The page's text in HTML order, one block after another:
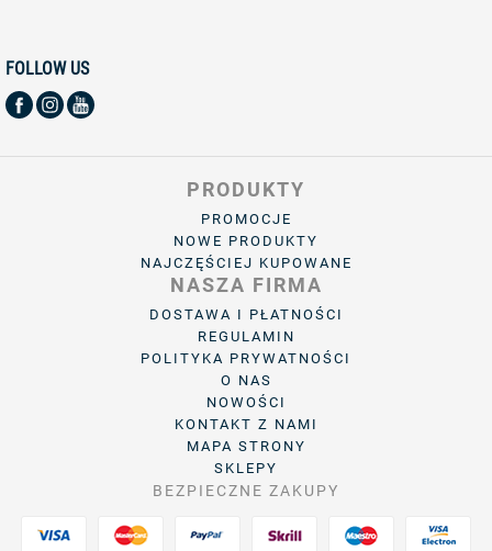
FOLLOW US
PRODUKTY
PROMOCJE
NOWE PRODUKTY
NAJCZĘŚCIEJ KUPOWANE
NASZA FIRMA
DOSTAWA I PŁATNOŚCI
REGULAMIN
POLITYKA PRYWATNOŚCI
O NAS
NOWOŚCI
KONTAKT Z NAMI
MAPA STRONY
SKLEPY
BEZPIECZNE ZAKUPY